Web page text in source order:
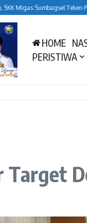
Sumbagsel Teken PKS
HOME
PERISTIWA
Target